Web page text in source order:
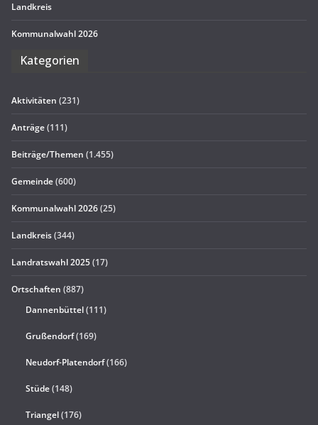
Land­kreis
Kom­mu­nal­wahl 2026
Kate­go­rien
Aktivitäten (231)
Anträge(111)
Beiträge/Themen (1.455)
Gemeinde(600)
Kommunalwahl 2026(25)
Landkreis(344)
Landratswahl 2025(17)
Ortschaften (887)
Dannenbüttel(111)
Grußendorf(169)
Neudorf-Platendorf(166)
Stüde(148)
Triangel(176)